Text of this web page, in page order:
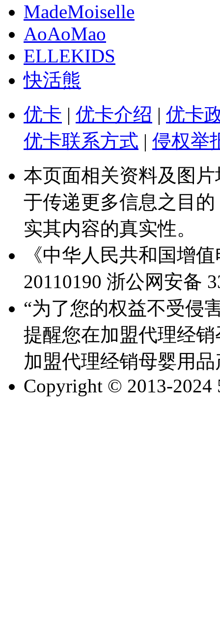
MadeMoiselle
AoAoMao
ELLEKIDS
快活熊
优卡 | 优卡介绍 | 优卡
优卡联系方式 | 侵权举
本页面相关资料及图
于传递更多信息之目
实其内容的真实性。
《中华人民共和国增
20110190 浙公网安备
“为了您的权益不受侵
提醒您在加盟代理经
加盟代理经销母婴用
Copyright © 2013-2024